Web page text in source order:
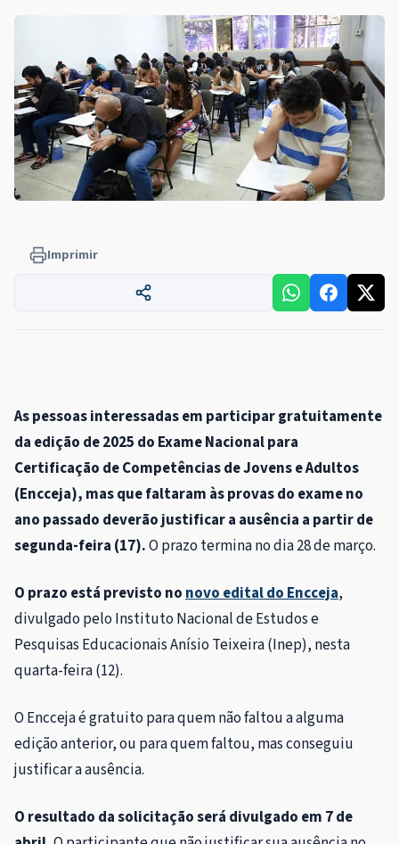
Imprimir
As pessoas interessadas em participar gratuitamente
da edição de 2025 do Exame Nacional para
Certificação de Competências de Jovens e Adultos
(Encceja), mas que faltaram às provas do exame no
ano passado deverão justificar a ausência a partir de
segunda-feira (17).O prazo termina no dia 28 de março.
O prazo está previsto nonovo edital do Encceja,
divulgado pelo Instituto Nacional de Estudos e
Pesquisas Educacionais Anísio Teixeira (Inep), nesta
quarta-feira (12).
O Encceja é gratuito para quem não faltou a alguma
edição anterior, ou para quem faltou, mas conseguiu
justificar a ausência.
O resultado da solicitação será divulgado em 7 de